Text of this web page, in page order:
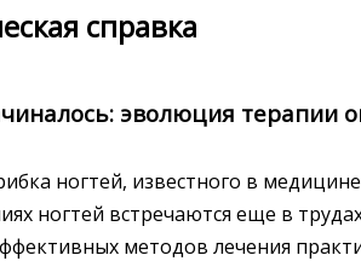
справка
эволюция терапии
ногтей, известного в
ногтей встречаются еще в
методов лечения